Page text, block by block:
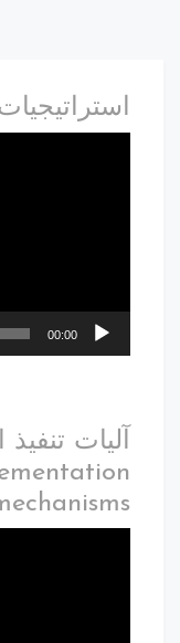
00:00
آليات تنفيذ